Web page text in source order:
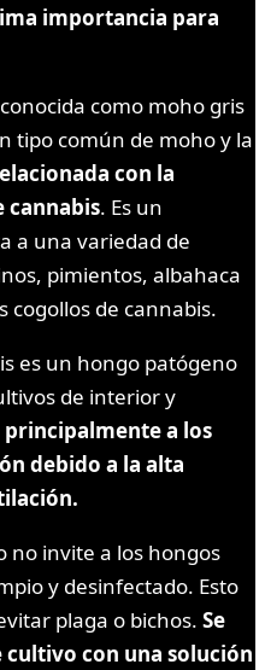
importancia para
como moho gris
tipo común de moho y la
con la
cannabis. Es un
a una variedad de
pimientos, albahaca
cogollos de cannabis.
es un hongo patógeno
de interior y
principalmente a los
debido a la alta
no invite a los hongos
y desinfectado. Esto
plaga o bichos. Se
con una solución